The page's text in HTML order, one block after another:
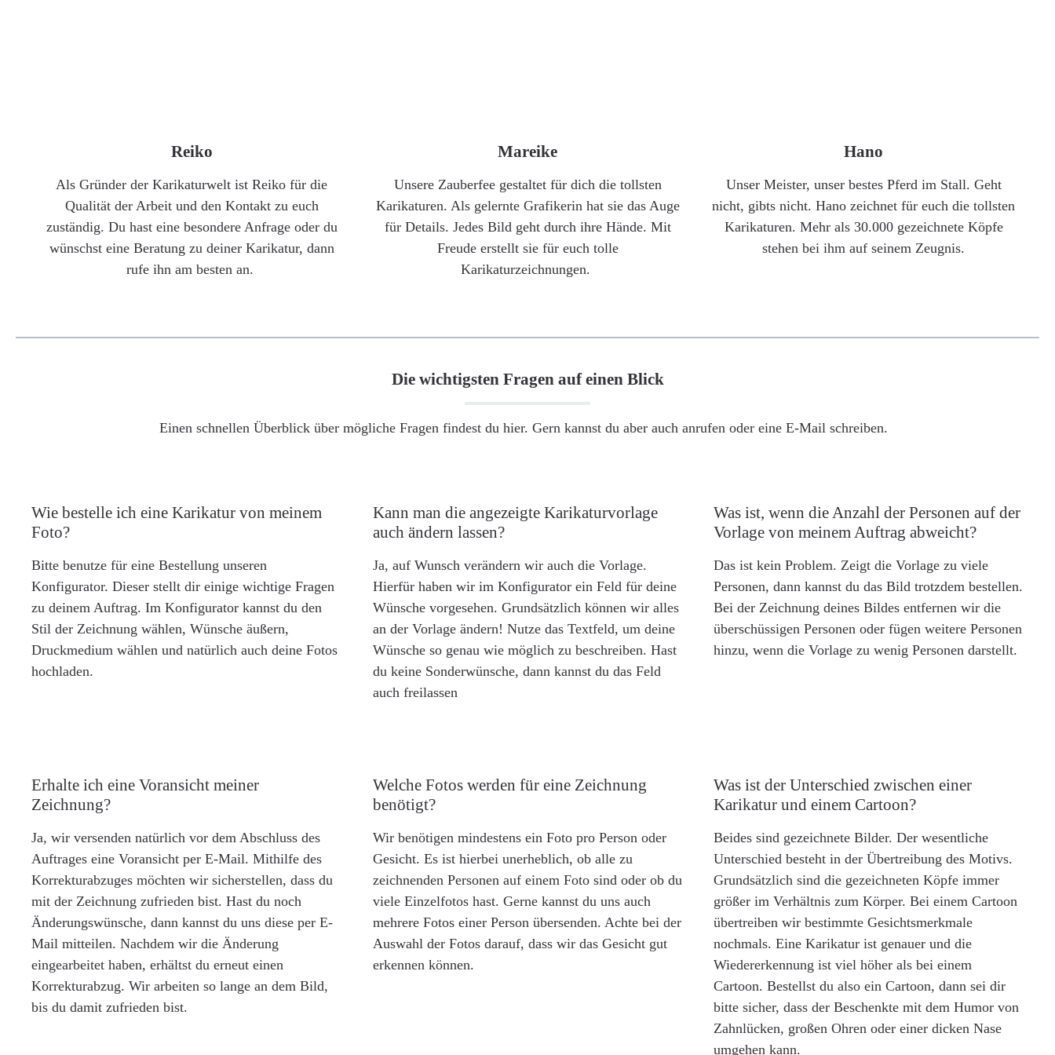
Reiko
Als Gründer der Karikaturwelt ist Reiko für die
Qualität der Arbeit und den Kontakt zu euch
zuständig. Du hast eine besondere Anfrage oder du
wünschst eine Beratung zu deiner Karikatur, dann
rufe ihn am besten an.
Mareike
Unsere Zauberfee gestaltet für dich die tollsten
Karikaturen. Als gelernte Grafikerin hat sie das Auge
für Details. Jedes Bild geht durch ihre Hände. Mit
Freude erstellt sie für euch tolle
Karikaturzeichnungen.
Hano
Unser Meister, unser bestes Pferd im Stall. Geht
nicht, gibts nicht. Hano zeichnet für euch die tollsten
Karikaturen. Mehr als 30.000 gezeichnete Köpfe
stehen bei ihm auf seinem Zeugnis.
Die wichtigsten Fragen auf einen Blick
Einen schnellen Überblick über mögliche Fragen findest du hier. Gern kannst du aber auch anrufen oder eine E-Mail schreiben.
Wie bestelle ich eine Karikatur von meinem
Foto?
Bitte benutze für eine Bestellung unseren
Konfigurator. Dieser stellt dir einige wichtige Fragen
zu deinem Auftrag. Im Konfigurator kannst du den
Stil der Zeichnung wählen, Wünsche äußern,
Druckmedium wählen und natürlich auch deine Fotos
hochladen.
Kann man die angezeigte Karikaturvorlage
auch ändern lassen?
Ja, auf Wunsch verändern wir auch die Vorlage.
Hierfür haben wir im Konfigurator ein Feld für deine
Wünsche vorgesehen. Grundsätzlich können wir alles
an der Vorlage ändern! Nutze das Textfeld, um deine
Wünsche so genau wie möglich zu beschreiben. Hast
du keine Sonderwünsche, dann kannst du das Feld
auch freilassen
Was ist, wenn die Anzahl der Personen auf der
Vorlage von meinem Auftrag abweicht?
Das ist kein Problem. Zeigt die Vorlage zu viele
Personen, dann kannst du das Bild trotzdem bestellen.
Bei der Zeichnung deines Bildes entfernen wir die
überschüssigen Personen oder fügen weitere Personen
hinzu, wenn die Vorlage zu wenig Personen darstellt.
Erhalte ich eine Voransicht meiner
Zeichnung?
Ja, wir versenden natürlich vor dem Abschluss des
Auftrages eine Voransicht per E-Mail. Mithilfe des
Korrekturabzuges möchten wir sicherstellen, dass du
mit der Zeichnung zufrieden bist. Hast du noch
Änderungswünsche, dann kannst du uns diese per E-
Mail mitteilen. Nachdem wir die Änderung
eingearbeitet haben, erhältst du erneut einen
Korrekturabzug. Wir arbeiten so lange an dem Bild,
bis du damit zufrieden bist.
Welche Fotos werden für eine Zeichnung
benötigt?
Wir benötigen mindestens ein Foto pro Person oder
Gesicht. Es ist hierbei unerheblich, ob alle zu
zeichnenden Personen auf einem Foto sind oder ob du
viele Einzelfotos hast. Gerne kannst du uns auch
mehrere Fotos einer Person übersenden. Achte bei der
Auswahl der Fotos darauf, dass wir das Gesicht gut
erkennen können.
Was ist der Unterschied zwischen einer
Karikatur und einem Cartoon?
Beides sind gezeichnete Bilder. Der wesentliche
Unterschied besteht in der Übertreibung des Motivs.
Grundsätzlich sind die gezeichneten Köpfe immer
größer im Verhältnis zum Körper. Bei einem Cartoon
übertreiben wir bestimmte Gesichtsmerkmale
nochmals. Eine Karikatur ist genauer und die
Wiedererkennung ist viel höher als bei einem
Cartoon. Bestellst du also ein Cartoon, dann sei dir
bitte sicher, dass der Beschenkte mit dem Humor von
Zahnlücken, großen Ohren oder einer dicken Nase
umgehen kann.